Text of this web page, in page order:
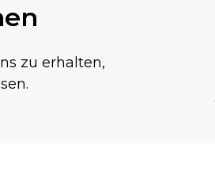
zu erhalten,